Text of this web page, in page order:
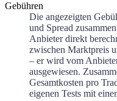
Gebühren
Die angezeigten
und Spread
Anbieter direkt
zwischen Marktpreis
– er wird vom
ausgewiesen.
Gesamtkosten pro
eigenen Tests mit